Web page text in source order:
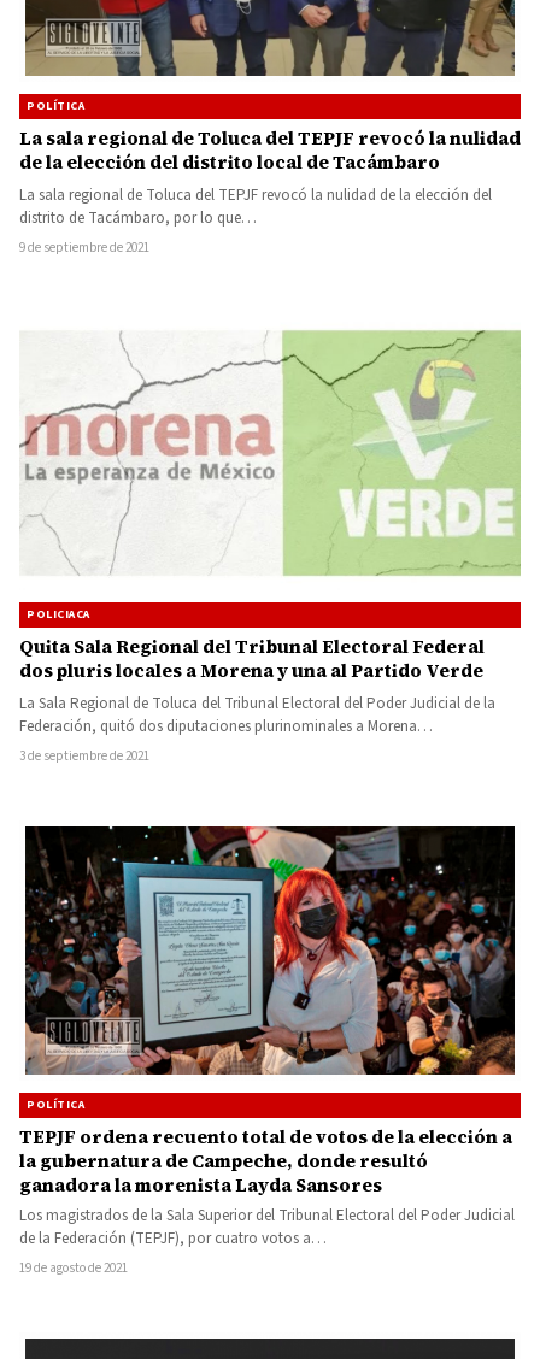
POLÍTICA
La sala regional de Toluca del TEPJF revocó la nulidad
de la elección del distrito local de Tacámbaro
La sala regional de Toluca del TEPJF revocó la nulidad de la elección del
distrito de Tacámbaro, por lo que…
9 de septiembre de 2021
POLICIACA
Quita Sala Regional del Tribunal Electoral Federal
dos pluris locales a Morena y una al Partido Verde
La Sala Regional de Toluca del Tribunal Electoral del Poder Judicial de la
Federación, quitó dos diputaciones plurinominales a Morena…
3 de septiembre de 2021
POLÍTICA
TEPJF ordena recuento total de votos de la elección a
la gubernatura de Campeche, donde resultó
ganadora la morenista Layda Sansores
Los magistrados de la Sala Superior del Tribunal Electoral del Poder Judicial
de la Federación (TEPJF), por cuatro votos a…
19 de agosto de 2021